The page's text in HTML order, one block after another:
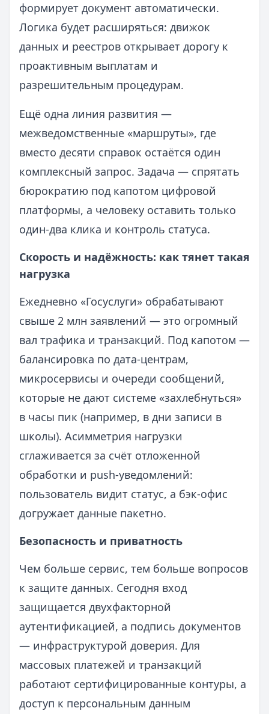
формирует документ автоматически.
Логика будет расширяться: движок
данных и реестров открывает дорогу к
проактивным выплатам и
разрешительным процедурам.
Ещё одна линия развития —
межведомственные «маршруты», где
вместо десяти справок остаётся один
комплексный запрос. Задача — спрятать
бюрократию под капотом цифровой
платформы, а человеку оставить только
один‑два клика и контроль статуса.
Скорость и надёжность: как тянет такая
нагрузка
Ежедневно «Госуслуги» обрабатывают
свыше 2 млн заявлений — это огромный
вал трафика и транзакций. Под капотом —
балансировка по дата‑центрам,
микросервисы и очереди сообщений,
которые не дают системе «захлебнуться»
в часы пик (например, в дни записи в
школы). Асимметрия нагрузки
сглаживается за счёт отложенной
обработки и push‑уведомлений:
пользователь видит статус, а бэк‑офис
догружает данные пакетно.
Безопасность и приватность
Чем больше сервис, тем больше вопросов
к защите данных. Сегодня вход
защищается двухфакторной
аутентификацией, а подпись документов
— инфраструктурой доверия. Для
массовых платежей и транзакций
работают сертифицированные контуры, а
доступ к персональным данным